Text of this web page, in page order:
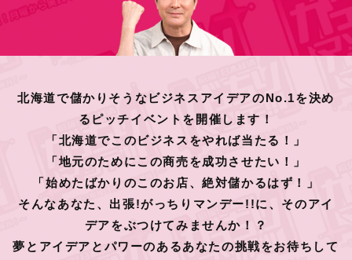
北海道で儲かりそうなビジネスアイデアのNo.1を決め
るピッチイベントを開催します！
「北海道でこのビジネスをやれば当たる！」
「地元のためにこの商売を成功させたい！」
「始めたばかりのこのお店、絶対儲かるはず！」
そんなあなた、出張!がっちりマンデー!!に、そのアイ
デアをぶつけてみませんか！？
夢とアイデアとパワーのあるあなたの挑戦をお待ちして